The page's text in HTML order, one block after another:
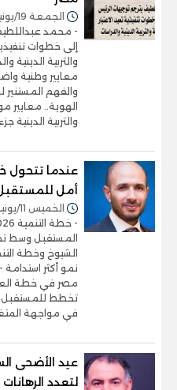
الجمعة 19/يونيو/2026 - 08:46 م
- محمد
إلى خطوات
والتربية الدينية
معايير وطنية
والفهم المستنير
الهوية.. معايير
والتربية الدينية
عندما تتحول
أمل
الخميس 11/يونيو/2026 - 04:03 م
المستقبل وسط
الشيوخ وخطة
نمو أكثر استدامة -
تخطط للمستقبل..
في مواجهة
عيد الأضحى
لتعدد